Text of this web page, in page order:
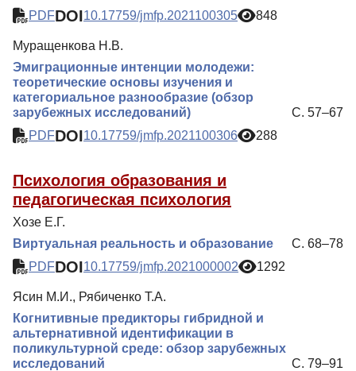
PDFDOI10.17759/jmfp.2021100305 848
Муращенкова Н.В.
Эмиграционные интенции молодежи:
теоретические основы изучения и
категориальное разнообразие (обзор
зарубежных исследований)
С. 57–67
PDFDOI10.17759/jmfp.2021100306 288
Психология образования и
педагогическая психология
Хозе Е.Г.
Виртуальная реальность и образование
С. 68–78
PDFDOI10.17759/jmfp.2021000002 1292
Ясин М.И., Рябиченко Т.А.
Когнитивные предикторы гибридной и
альтернативной идентификации в
поликультурной среде: обзор зарубежных
исследований
С. 79–91